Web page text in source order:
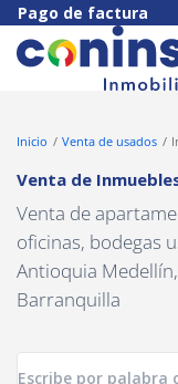
Pago de factura
Inicio Venta de usados
Venta de
Venta de
oficinas, bodegas
Antioquia
Barranquilla
Navigated to Venta